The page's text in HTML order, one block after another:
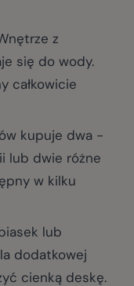
z
się do wody.
całkowicie
kupuje dwa -
lub dwie różne
w kilku
lub
dodatkowej
cienką deskę.